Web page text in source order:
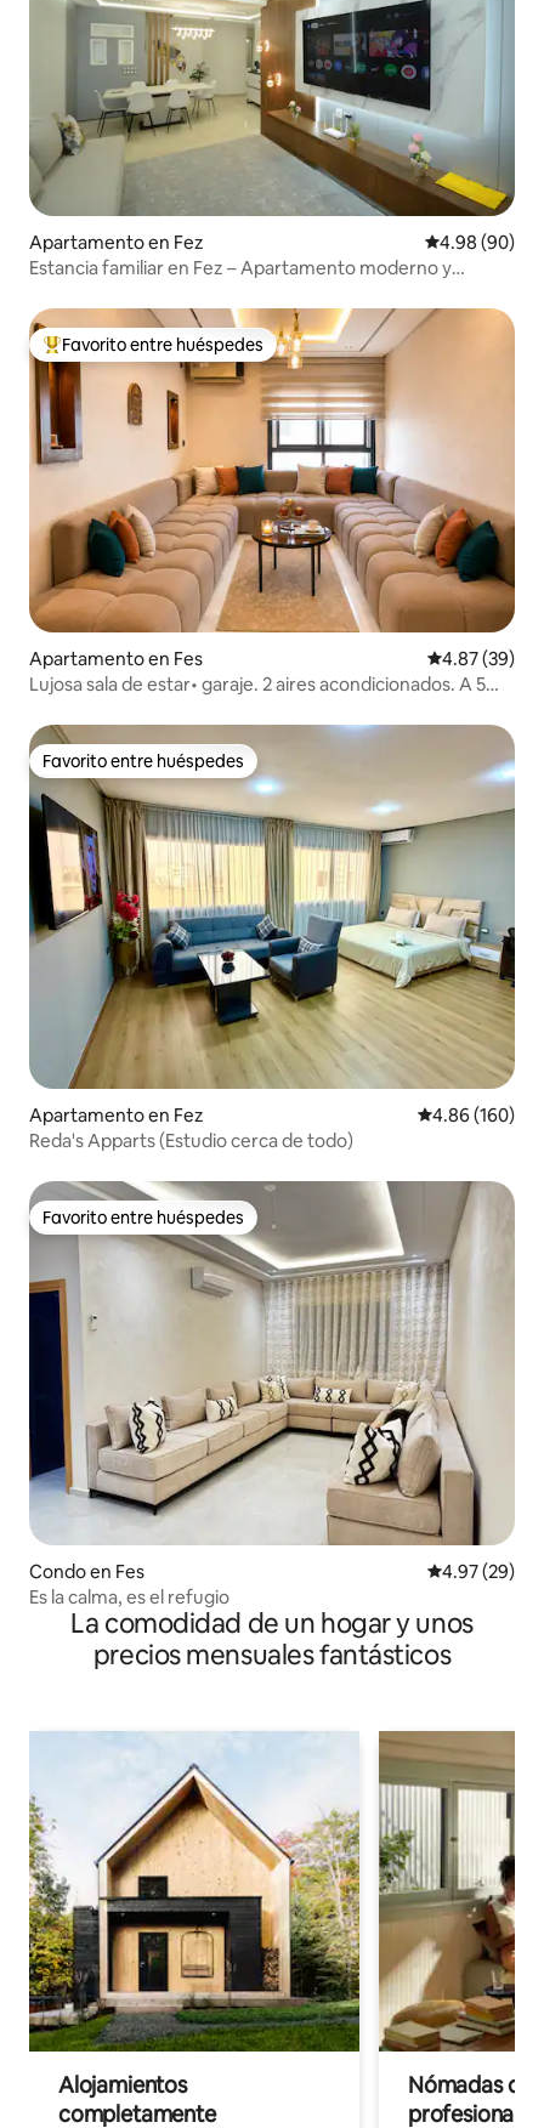
Apartamento en Fez Calificación
4.98 (90)
Estancia familiar en Fez – Apartamento moderno y
Favorito entre huéspedes preferido
Favorito entre huéspedes
Apartamento en Fes Calificación
4.87 (39)
Lujosa sala de estar• garaje. 2 aires acondicionados. A 5
Favorito entre huéspedes
Favorito entre huéspedes
Apartamento en Fez Calificación
4.86 (160)
Reda's Apparts (Estudio cerca de todo)
Favorito entre huéspedes
Favorito entre huéspedes
Condo en Fes Calificación
4.97 (29)
Es la calma, es el refugio
La comodidad de un hogar y unos
precios mensuales fantásticos
Alojamientos
completamente
Nómadas